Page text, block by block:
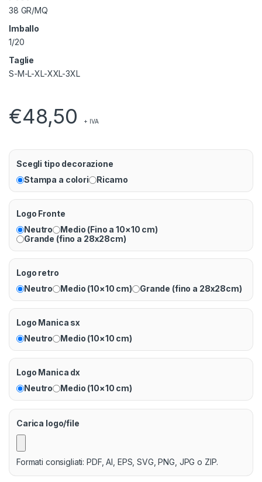
38 GR/MQ
Imballo
1/20
Taglie
S-M-L-XL-XXL-3XL
€48,50 + IVA
Scegli tipo decorazione
Stampa a colori
Ricamo
Logo Fronte
Neutro
Medio (Fino a 10×10 cm)
Grande (fino a 28x28cm)
Logo retro
Neutro
Medio (10×10 cm) Grande (fino a 28x28cm)
Logo Manica sx
Neutro
Medio (10×10 cm)
Logo Manica dx
Neutro
Medio (10×10 cm)
Carica logo/file
Formati consigliati: PDF, AI, EPS, SVG, PNG, JPG o ZIP.